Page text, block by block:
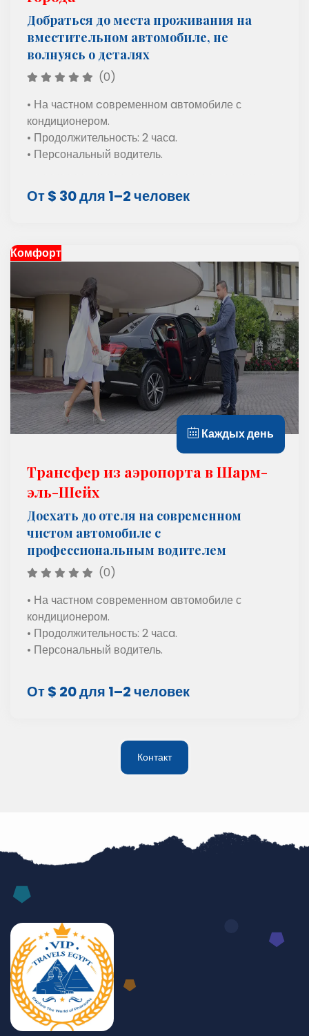
Добраться до места проживания на
вместительном автомобиле, не
волнуясь о деталях
(0)
• На частном cовременном aвтомобиле с
кондиционером.
• Продолжительность: 2 часa.
• Персональный водитель.
От $ 30 для 1–2 человек
Комфорт
Каждых день
Трансфер из аэропорта в Шарм-
эль-Шейх
Доехать до отеля на современном
чистом автомобиле с
профессиональным водителем
(0)
• На частном cовременном aвтомобиле с
кондиционером.
• Продолжительность: 2 часa.
• Персональный водитель.
От $ 20 для 1–2 человек
Контакт